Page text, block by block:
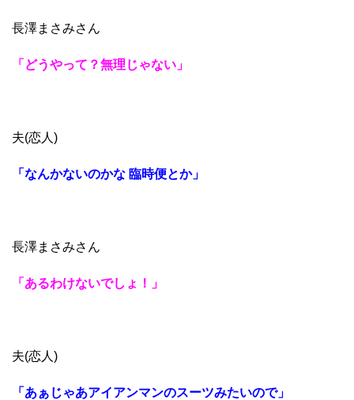
長澤まさみさん
「どうやって？無理じゃない」
夫(恋人)
「なんかないのかな 臨時便とか」
長澤まさみさん
「あるわけないでしょ！」
夫(恋人)
「あぁじゃあアイアンマンのスーツみたいので」